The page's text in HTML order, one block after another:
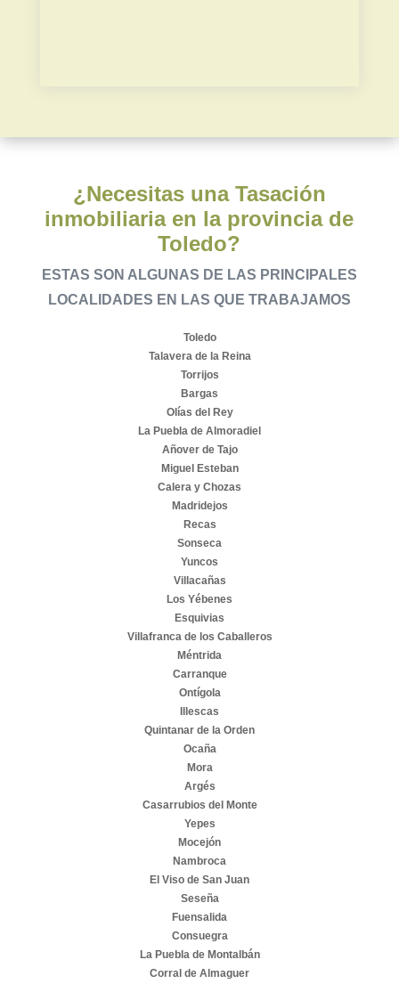
¿Necesitas una Tasación
inmobiliaria en la provincia de
Toledo?
ESTAS SON ALGUNAS DE LAS PRINCIPALES
LOCALIDADES EN LAS QUE TRABAJAMOS
Toledo
Talavera de la Reina
Torrijos
Bargas
Olías del Rey
La Puebla de Almoradiel
Añover de Tajo
Miguel Esteban
Calera y Chozas
Madridejos
Recas
Sonseca
Yuncos
Villacañas
Los Yébenes
Esquivias
Villafranca de los Caballeros
Méntrida
Carranque
Ontígola
Illescas
Quintanar de la Orden
Ocaña
Mora
Argés
Casarrubios del Monte
Yepes
Mocejón
Nambroca
El Viso de San Juan
Seseña
Fuensalida
Consuegra
La Puebla de Montalbán
Corral de Almaguer